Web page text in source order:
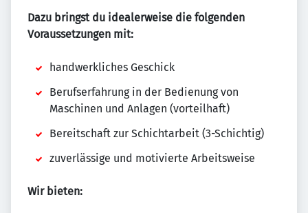
Dazu bringst du idealerweise die folgenden
Voraussetzungen mit:
handwerkliches Geschick
Berufserfahrung in der Bedienung von
Maschinen und Anlagen (vorteilhaft)
Bereitschaft zur Schichtarbeit (3-Schichtig)
zuverlässige und motivierte Arbeitsweise
Wir bieten: